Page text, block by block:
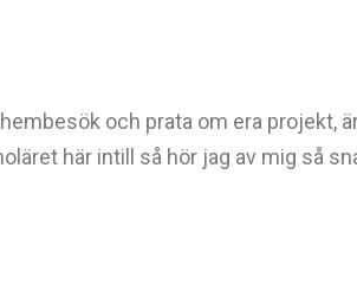
och prata om era projekt,
här intill så hör jag av mig så